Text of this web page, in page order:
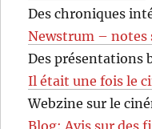
Des chroniques
Newstrum – notes
Des présentations
Il était une fois le
Webzine sur le
Blog: Avis sur des